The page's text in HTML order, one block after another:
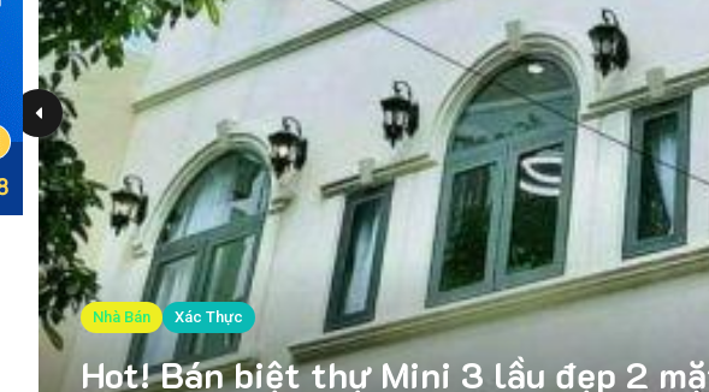
Nhà Bán Xác Thực
Hot! Bán biệt thự Mini 3 lầu đẹp 2